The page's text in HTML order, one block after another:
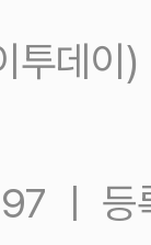
투데
ㅣ